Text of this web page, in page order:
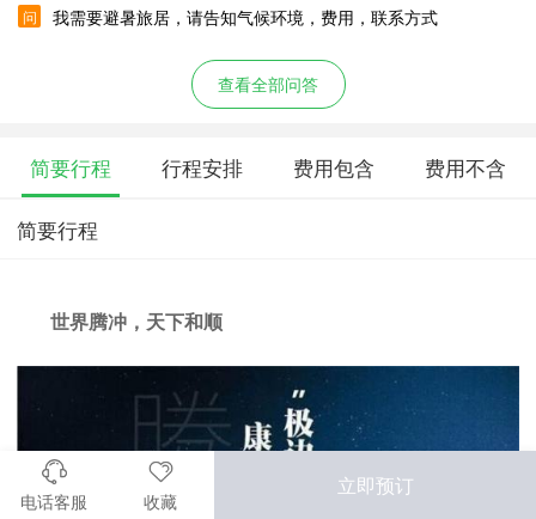
问 我需要避暑旅居，请告知气候环境，费用，联系方式
查看全部问答
简要行程 行程安排 费用包含 费用不含
简要行程
世界腾冲，天下和顺
电话客服 收藏
立即预订